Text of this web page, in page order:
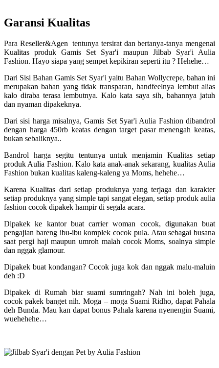
Garansi Kualitas
Para Reseller&Agen tentunya tersirat dan bertanya-tanya mengenai
Kualitas produk Gamis Set Syar'i maupun Jilbab Syar'i Aulia
Fashion. Hayo siapa yang sempet kepikiran seperti itu ? Hehehe…
Dari Sisi Bahan Gamis Set Syar'i yaitu Bahan Wollycrepe, bahan ini
merupakan bahan yang tidak transparan, handfeelnya lembut alias
kalo diraba terasa lembutnya. Kalo kata saya sih, bahannya jatuh
dan nyaman dipakeknya.
Dari sisi harga misalnya, Gamis Set Syar'i Aulia Fashion dibandrol
dengan harga 450rb keatas dengan target pasar menengah keatas,
bukan sebaliknya..
Bandrol harga segitu tentunya untuk menjamin Kualitas setiap
produk Aulia Fashion. Kalo kata anak-anak sekarang, kualitas Aulia
Fashion bukan kualitas kaleng-kaleng ya Moms, hehehe…
Karena Kualitas dari setiap produknya yang terjaga dan karakter
setiap produknya yang simple tapi sangat elegan, setiap produk aulia
fashion cocok dipakek hampir di segala acara.
Dipakek ke kantor buat carrier woman cocok, digunakan buat
pengajian bareng ibu-ibu komplek cocok pula. Atau sebagai busana
saat pergi haji maupun umroh malah cocok Moms, soalnya simple
dan nggak glamour.
Dipakek buat kondangan? Cocok juga kok dan nggak malu-maluin
deh :D
Dipakek di Rumah biar suami sumringah? Nah ini boleh juga,
cocok pakek banget nih. Moga – moga Suami Ridho, dapat Pahala
deh Bunda. Mau kan dapat bonus Pahala karena nyenengin Suami,
wuehehehe…